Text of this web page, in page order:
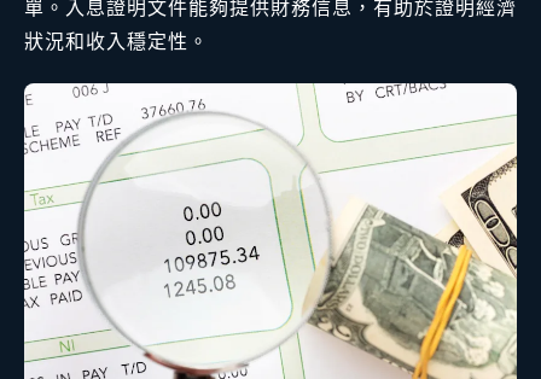
單。入息證明文件能夠提供財務信息，有助於證明經濟
狀況和收入穩定性。